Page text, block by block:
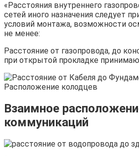
«Расстояния внутреннего
сетей иного назначения следует
условий монтажа, возможности
не менее:
Расстояние от газопровода, до
при открытой прокладке
Взаимное
коммуникаций